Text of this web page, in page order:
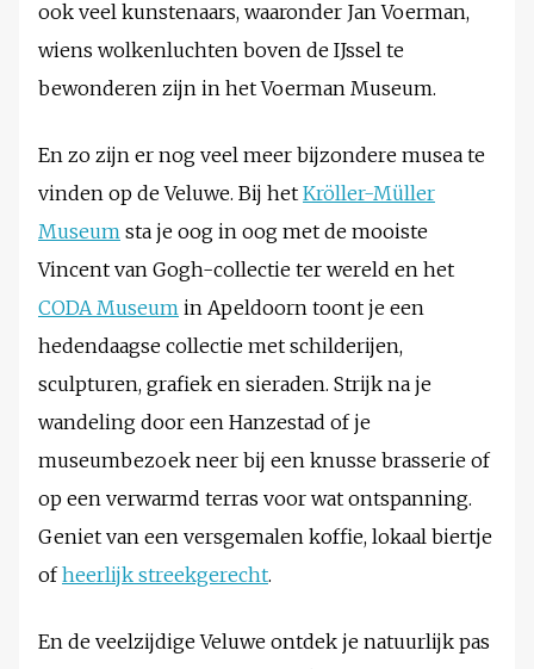
ook veel kunstenaars, waaronder Jan Voerman,
wiens wolkenluchten boven de IJssel te
bewonderen zijn in het Voerman Museum.
En zo zijn er nog veel meer bijzondere musea te
vinden op de Veluwe. Bij het Kröller-Müller
Museum sta je oog in oog met de mooiste
Vincent van Gogh-collectie ter wereld en het
CODA Museum in Apeldoorn toont je een
hedendaagse collectie met schilderijen,
sculpturen, grafiek en sieraden. Strijk na je
wandeling door een Hanzestad of je
museumbezoek neer bij een knusse brasserie of
op een verwarmd terras voor wat ontspanning.
Geniet van een versgemalen koffie, lokaal biertje
ofheerlijk streekgerecht.
En de veelzijdige Veluwe ontdek je natuurlijk pas